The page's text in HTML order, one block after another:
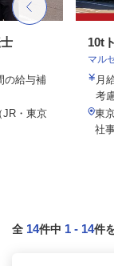
の給与補
JR・東京
10t
マル
月
考
東
社
全 14件中 1 - 14件